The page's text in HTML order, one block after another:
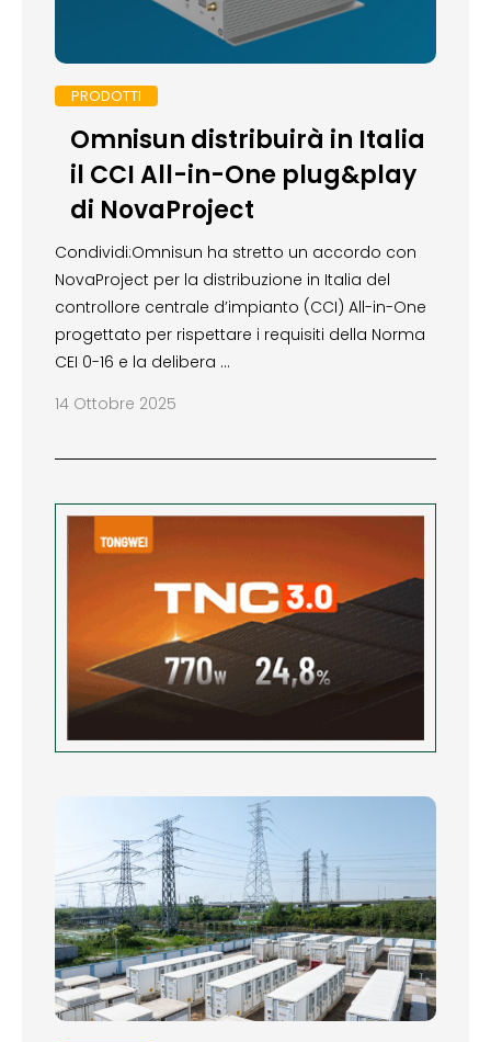
PRODOTTI
Omnisun distribuirà in Italia
il CCI All-in-One plug&play
di NovaProject
Condividi:Omnisun ha stretto un accordo con
NovaProject per la distribuzione in Italia del
controllore centrale d’impianto (CCI) All-in-One
progettato per rispettare i requisiti della Norma
CEI 0-16 e la delibera …
14 Ottobre 2025